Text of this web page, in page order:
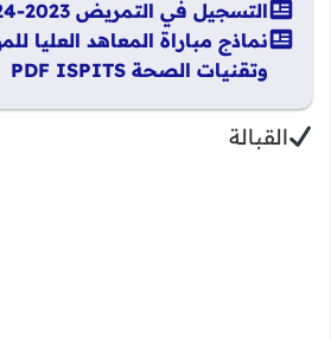
التسجيل في التمريض 2023-2024 ISPITS
نماذج مباراة المعاهد العليا
وتقنيات الصحة PDF ISPITS
القبالة